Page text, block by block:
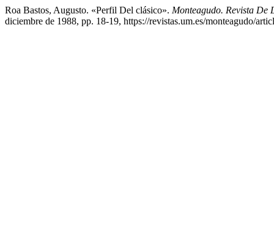
Roa Bastos, Augusto. «Perfil Del clásico». Monteagudo. Revista
diciembre de 1988, pp. 18-19, https://revistas.um.es/monteagudo/